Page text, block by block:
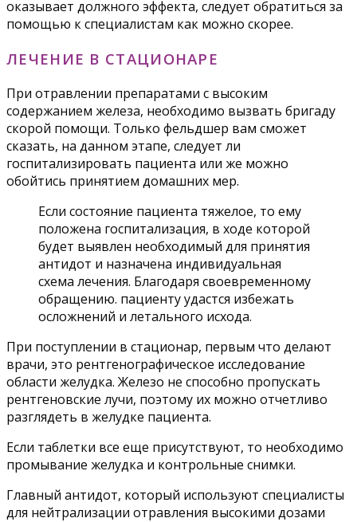
оказывает должного эффекта, следует обратиться за
помощью к специалистам как можно скорее.
ЛЕЧЕНИЕ В СТАЦИОНАРЕ
При отравлении препаратами с высоким
содержанием железа, необходимо вызвать бригаду
скорой помощи. Только фельдшер вам сможет
сказать, на данном этапе, следует ли
госпитализировать пациента или же можно
обойтись принятием домашних мер.
Если состояние пациента тяжелое, то ему
положена госпитализация, в ходе которой
будет выявлен необходимый для принятия
антидот и назначена индивидуальная
схема лечения. Благодаря своевременному
обращению. пациенту удастся избежать
осложнений и летального исхода.
При поступлении в стационар, первым что делают
врачи, это рентгенографическое исследование
области желудка. Железо не способно пропускать
рентгеновские лучи, поэтому их можно отчетливо
разглядеть в желудке пациента.
Если таблетки все еще присутствуют, то необходимо
промывание желудка и контрольные снимки.
Главный антидот, который используют специалисты
для нейтрализации отравления высокими дозами